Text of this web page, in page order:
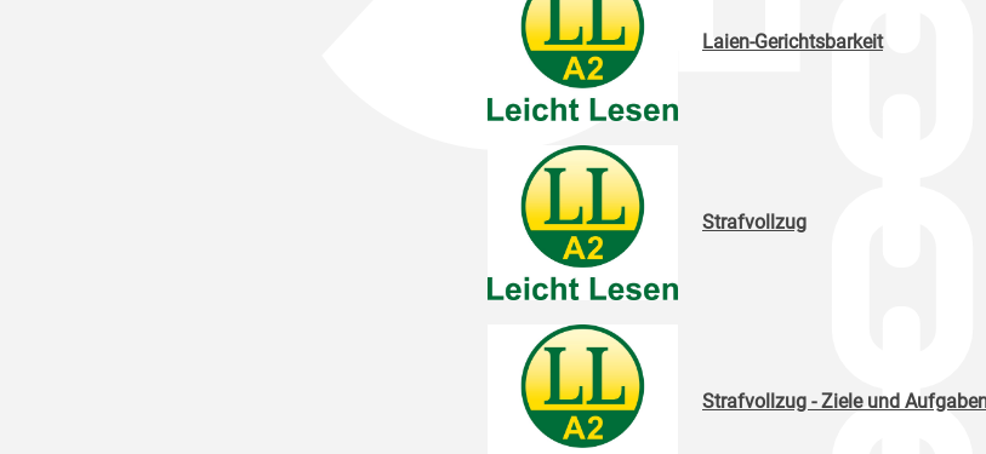
Laien-Gerichtsbarkeit
Strafvollzug
Strafvollzug - Ziele und